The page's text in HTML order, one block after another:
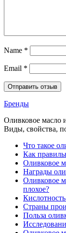
Name *
Email *
Бренды
Оливковое масло
Виды, свойства,
Что такое
Как
Оливковое
Награды
Оливковое
плохое?
Страны
Польза